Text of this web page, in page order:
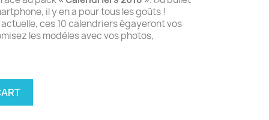
il y en a pour tous les goûts !
ces 10 calendriers égayeront vos
les modèles avec vos photos,